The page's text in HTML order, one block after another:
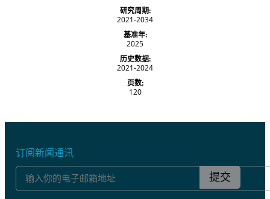
研究周期:
2021-2034
基准年:
2025
历史数据:
2021-2024
页数:
120
订阅新闻通讯
提交